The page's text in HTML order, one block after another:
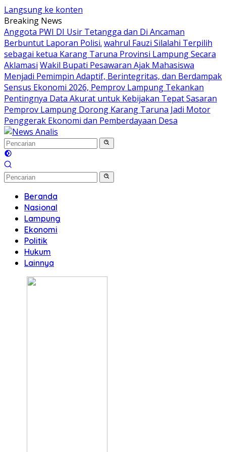
Langsung ke konten
Breaking News
Anggota PWI DI Usir Tetangga dan Di Ancaman
Berbuntut Laporan Polisi. wahrul Fauzi Silalahi Terpilih
sebagai ketua Karang Taruna Provinsi Lampung Secara
Aklamasi Wakil Bupati Pesawaran Ajak Mahasiswa
Menjadi Pemimpin Adaptif, Berintegritas, dan Berdampak
Sensus Ekonomi 2026, Pemprov Lampung Tekankan
Pentingnya Data Akurat untuk Kebijakan Tepat Sasaran
Pemprov Lampung Dorong Karang Taruna Jadi Motor
Penggerak Ekonomi dan Pemberdayaan Desa
Beranda
Nasional
Lampung
Ekonomi
Politik
Hukum
Lainnya